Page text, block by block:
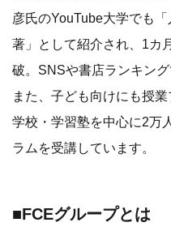
彦氏のYouTube大学でも
著」として紹介され、1カ
破。SNSや書店ランキン
また、子ども向けにも授
学校・学習塾を中心に2万
ラムを受講しています。
■FCEグループとは